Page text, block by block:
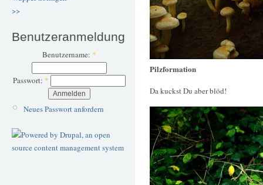
>>
Benutzeranmeldung
Benutzername: *
Passwort: *
Neues Passwort anfordern
Pilzformation
Da kuckst Du aber blöd!